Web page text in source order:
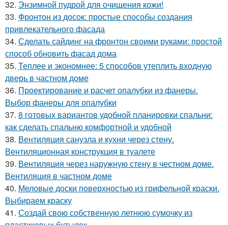
32. Энзимной пудрой для очищения кожи!
33. Фронтон из досок: простые способы создания
привлекательного фасада
34. Сделать сайдинг на фронтон своими руками: простой
способ обновить фасад дома
35. Теплее и экономнее: 5 способов утеплить входную
дверь в частном доме
36. Проектирование и расчет опалубки из фанеры.
Выбор фанеры для опалубки
37. 8 готовых вариантов удобной планировки спальни:
как сделать спальню комфортной и удобной
38. Вентиляция санузла и кухни через стену.
Вентиляционная конструкция в туалете
39. Вентиляция через наружную стену в честном доме.
Вентиляция в частном доме
40. Меловые доски поверхностью из грифельной краски.
Выбираем краску
41. Создай свою собственную летнюю сумочку из